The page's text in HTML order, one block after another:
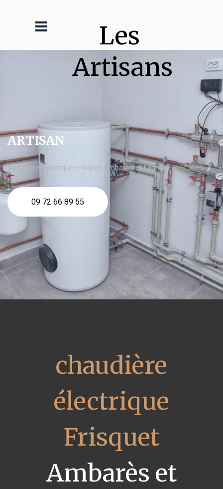
Les
Artisans
ARTISAN
chaudière électrique Frisquet Ambarès et Lagrave
09 72 66 89 55
chaudière
électrique
Frisquet
Ambarès et